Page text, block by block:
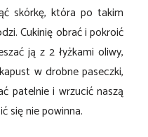
skórkę, która po takim
Cukinię obrać i pokroić
ją z 2 łyżkami oliwy,
w drobne paseczki,
patelnie i wrzucić naszą
się nie powinna.